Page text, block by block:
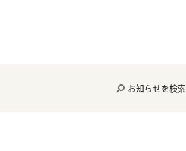
お知らせを検索